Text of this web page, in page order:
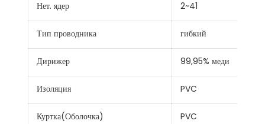
Нет. ядер 2~41
Тип проводника гибкий
Дирижер 99,95% меди
Изоляция PVC
Куртка(Оболочка) PVC